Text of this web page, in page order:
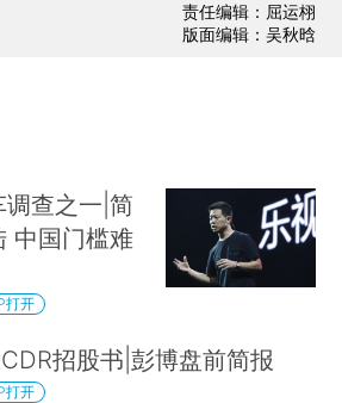
责任编辑：屈运栩
版面编辑：吴秋晗
调查之一|简
中国门槛难
打开
招股书|彭博盘前简报
打开